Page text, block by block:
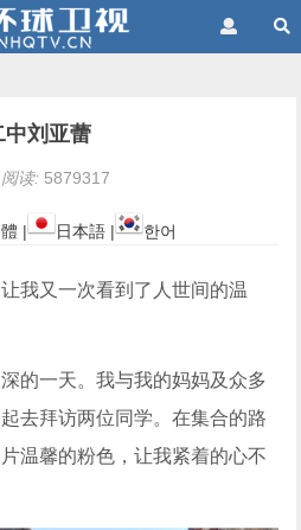
中刘亚蕾
阅读: 5879317
| 日本語 | 한어
我又一次看到了人世间的温
的一天。我与我的妈妈及众多
去拜访两位同学。在集合的路
温馨的粉色，让我紧着的心不